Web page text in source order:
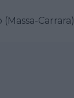
Carrara)